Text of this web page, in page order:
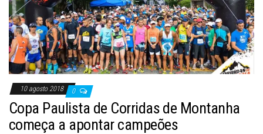
10 agosto 2018 0
Copa Paulista de Corridas de Montanha
começa a apontar campeões